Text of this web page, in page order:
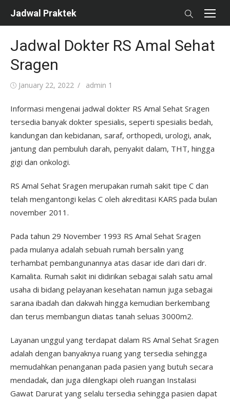
Jadwal Praktek
Jadwal Dokter RS Amal Sehat
Sragen
Posted
January 22, 2022 Author
admin 1
Informasi mengenai jadwal dokter RS Amal Sehat Sragen
tersedia banyak dokter spesialis, seperti spesialis bedah,
kandungan dan kebidanan, saraf, orthopedi, urologi, anak,
jantung dan pembuluh darah, penyakit dalam, THT, hingga
gigi dan onkologi.
RS Amal Sehat Sragen merupakan rumah sakit tipe C dan
telah mengantongi kelas C oleh akreditasi KARS pada bulan
november 2011.
Pada tahun 29 November 1993 RS Amal Sehat Sragen
pada mulanya adalah sebuah rumah bersalin yang
terhambat pembangunannya atas dasar ide dari dari dr.
Kamalita. Rumah sakit ini didirikan sebagai salah satu amal
usaha di bidang pelayanan kesehatan namun juga sebagai
sarana ibadah dan dakwah hingga kemudian berkembang
dan terus membangun diatas tanah seluas 3000m2.
Layanan unggul yang terdapat dalam RS Amal Sehat Sragen
adalah dengan banyaknya ruang yang tersedia sehingga
memudahkan penanganan pada pasien yang butuh secara
mendadak, dan juga dilengkapi oleh ruangan Instalasi
Gawat Darurat yang selalu tersedia sehingga pasien dapat